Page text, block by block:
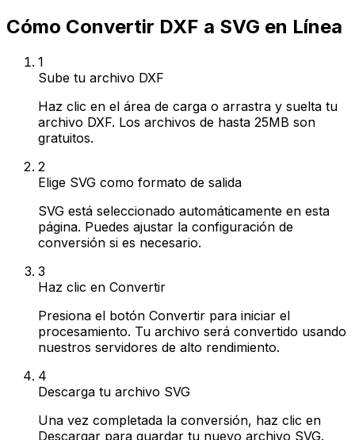
Cómo Convertir DXF a SVG en Línea
1
Sube tu archivo DXF
Haz clic en el área de carga o arrastra y suelta tu
archivo DXF. Los archivos de hasta 25MB son
gratuitos.
2
Elige SVG como formato de salida
SVG está seleccionado automáticamente en esta
página. Puedes ajustar la configuración de
conversión si es necesario.
3
Haz clic en Convertir
Presiona el botón Convertir para iniciar el
procesamiento. Tu archivo será convertido usando
nuestros servidores de alto rendimiento.
4
Descarga tu archivo SVG
Una vez completada la conversión, haz clic en
Descargar para guardar tu nuevo archivo SVG.